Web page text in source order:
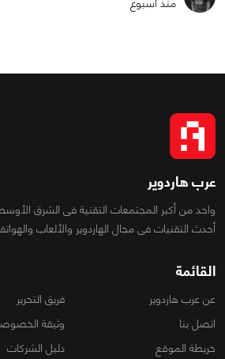
عرب هاردوير
واحد من أكبر المجتمعات التقنية فى الشرق
أحدث التقنيات فى مجال الهاردوير والألعاب
القائمة
عن عرب هاردوير
فريق التحرير
اتصل بنا
وثيقة
خريطة الموقع
دليل الشركات